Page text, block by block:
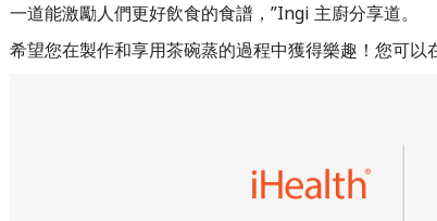
一道能激勵人們更好飲食的食譜，”Ingi 主廚分享道。
希望您在製作和享用茶碗蒸的過程中獲得樂趣！您可以